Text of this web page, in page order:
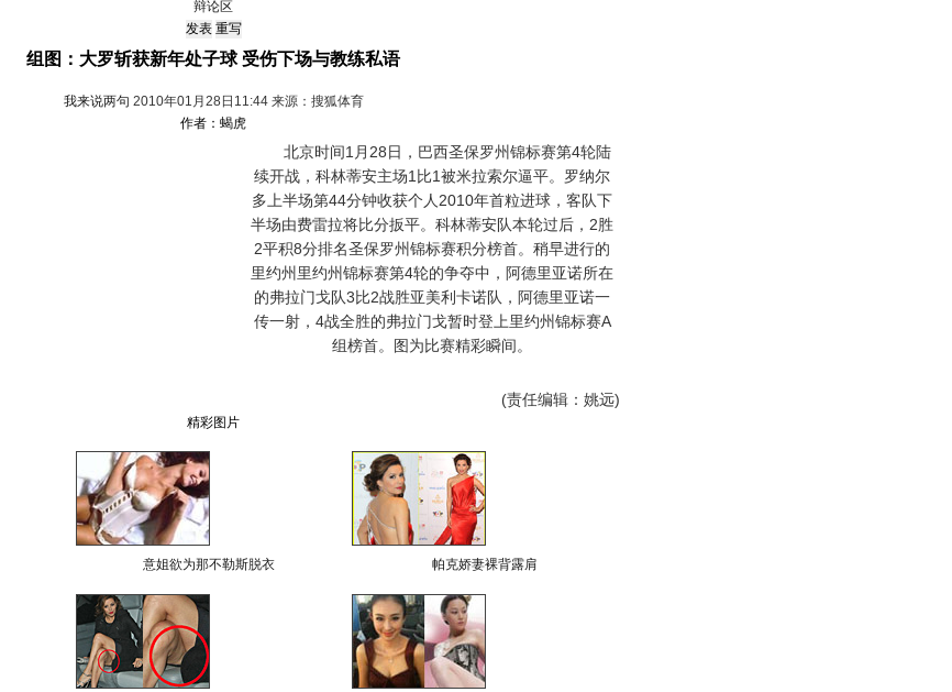
辩论区
组图：大罗斩获新年处子球 受伤下场与教练私语
我来说两句 2010年01月28日11:44 来源：搜狐体育
作者：蝎虎
北京时间1月28日，巴西圣保罗州锦标赛第4轮陆
续开战，科林蒂安主场1比1被米拉索尔逼平。罗纳尔
多上半场第44分钟收获个人2010年首粒进球，客队下
半场由费雷拉将比分扳平。科林蒂安队本轮过后，2胜
2平积8分排名圣保罗州锦标赛积分榜首。稍早进行的
里约州里约州锦标赛第4轮的争夺中，阿德里亚诺所在
的弗拉门戈队3比2战胜亚美利卡诺队，阿德里亚诺一
传一射，4战全胜的弗拉门戈暂时登上里约州锦标赛A
组榜首。图为比赛精彩瞬间。
(责任编辑：姚远)
精彩图片
意姐欲为那不勒斯脱衣 帕克娇妻裸背露肩